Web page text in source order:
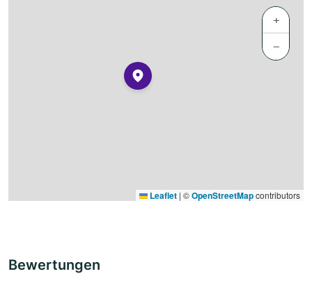
+
−
Leaflet | ©OpenStreetMapcontributors
Bewertungen